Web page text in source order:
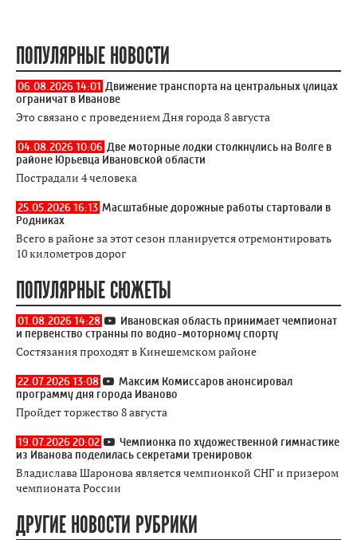
ПОПУЛЯРНЫЕ НОВОСТИ
06.08.2026 14:01 Движение транспорта на центральных улицах
ограничат в Иванове
Это связано с проведением Дня города 8 августа
04.08.2026 10:06 Две моторные лодки столкнулись на Волге в
районе Юрьевца Ивановской области
Пострадали 4 человека
25.05.2026 16:13 Масштабные дорожные работы стартовали в
Родниках
Всего в районе за этот сезон планируется отремонтировать
10 километров дорог
ПОПУЛЯРНЫЕ СЮЖЕТЫ
01.08.2026 14:28
Ивановская область принимает чемпионат
и первенство странны по водно-моторному спорту
Состязания проходят в Кинешемском районе
22.07.2026 13:08
Максим Комиссаров анонсировал
программу дня города Иваново
Пройдет торжество 8 августа
19.07.2026 20:02
Чемпионка по художественной гимнастике
из Иванова поделилась секретами тренировок
Владислава Шаронова является чемпионкой СНГ и призером
чемпионата России
ДРУГИЕ НОВОСТИ РУБРИКИ